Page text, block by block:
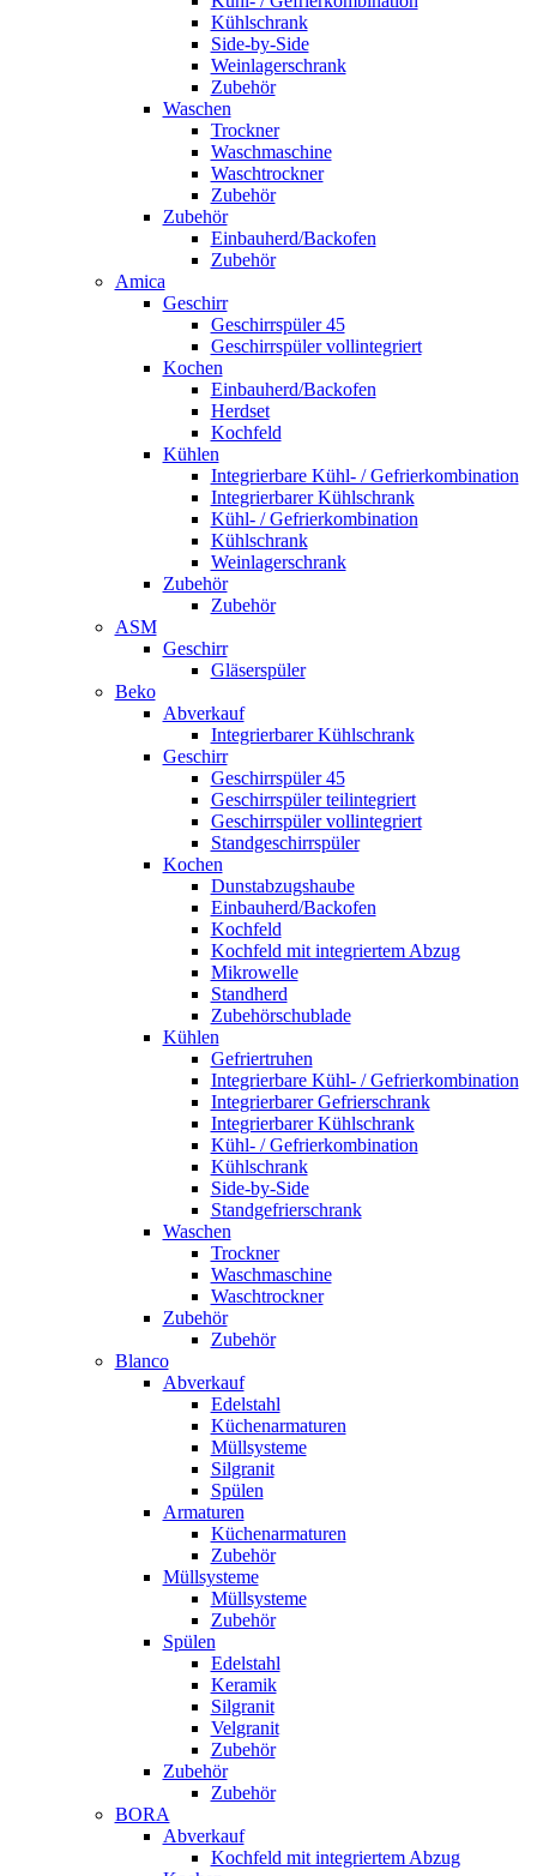
Kühlschrank
Side-by-Side
Weinlagerschrank
Zubehör
Waschen
Trockner
Waschmaschine
Waschtrockner
Zubehör
Zubehör
Einbauherd/Backofen
Zubehör
Amica
Geschirr
Geschirrspüler 45
Geschirrspüler vollintegriert
Kochen
Einbauherd/Backofen
Herdset
Kochfeld
Kühlen
Integrierbare Kühl- / Gefrierkombination
Integrierbarer Kühlschrank
Kühl- / Gefrierkombination
Kühlschrank
Weinlagerschrank
Zubehör
Zubehör
ASM
Geschirr
Gläserspüler
Beko
Abverkauf
Integrierbarer Kühlschrank
Geschirr
Geschirrspüler 45
Geschirrspüler teilintegriert
Geschirrspüler vollintegriert
Standgeschirrspüler
Kochen
Dunstabzugshaube
Einbauherd/Backofen
Kochfeld
Kochfeld mit integriertem Abzug
Mikrowelle
Standherd
Zubehörschublade
Kühlen
Gefriertruhen
Integrierbare Kühl- / Gefrierkombination
Integrierbarer Gefrierschrank
Integrierbarer Kühlschrank
Kühl- / Gefrierkombination
Kühlschrank
Side-by-Side
Standgefrierschrank
Waschen
Trockner
Waschmaschine
Waschtrockner
Zubehör
Zubehör
Blanco
Abverkauf
Edelstahl
Küchenarmaturen
Müllsysteme
Silgranit
Spülen
Armaturen
Küchenarmaturen
Zubehör
Müllsysteme
Müllsysteme
Zubehör
Spülen
Edelstahl
Keramik
Silgranit
Velgranit
Zubehör
Zubehör
Zubehör
BORA
Abverkauf
Kochfeld mit integriertem Abzug